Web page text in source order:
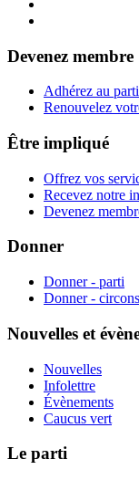
Devenez membre
Adhérez au parti
Renouvelez
Être impliqué
Offrez vos
Recevez notre
Devenez
Donner
Donner - parti
Donner -
Nouvelles et
Nouvelles
Infolettre
Évènements
Caucus vert
Le parti